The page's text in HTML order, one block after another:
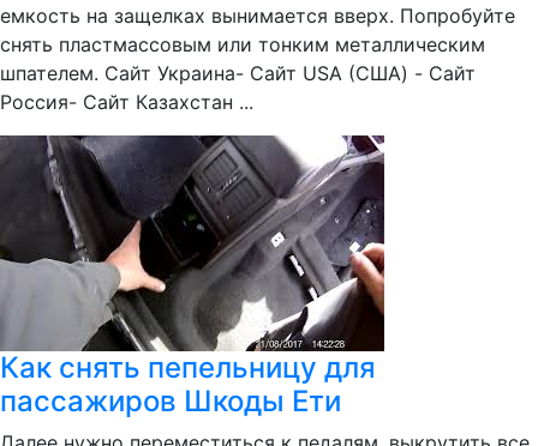
емкость на защелках вынимается вверх. Попробуйте
снять пластмассовым или тонким металлическим
шпателем. Сайт Украина- Сайт USA (США) - Сайт
Россия- Сайт Казахстан ...
Как снять пепельницу для
пассажиров Шкоды Ети